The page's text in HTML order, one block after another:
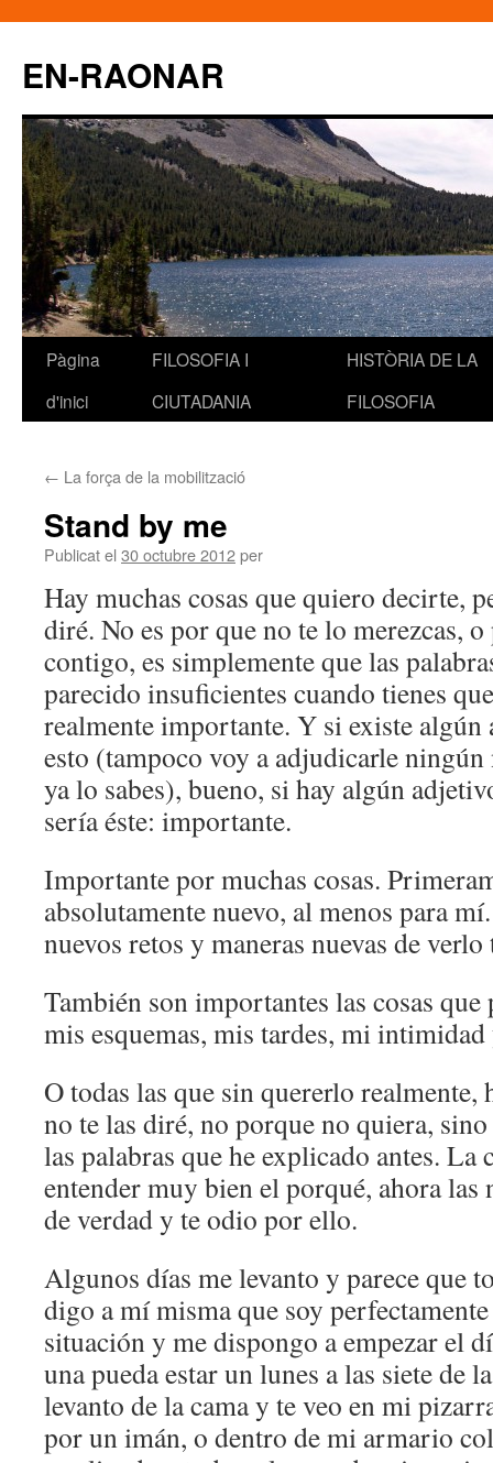
EN-RAONAR
Vés
Pàgina
d'inici
FILOSOFIA I
CIUTADANIA
HISTÒRIA DE LA
FILOSOFIA
← La força de la mobilització
Stand by me
Publicat el 30 octubre 2012per
Hay muchas cosas que quiero decirte,
diré. No es por que no te lo merezcas,
contigo, es simplemente que las
parecido insuficientes cuando tienes
realmente importante. Y si existe
esto (tampoco voy a adjudicarle
ya lo sabes), bueno, si hay algún
sería éste: importante.
Importante por muchas cosas.
absolutamente nuevo, al menos para
nuevos retos y maneras nuevas de
También son importantes las cosas
mis esquemas, mis tardes, mi
O todas las que sin quererlo realmente,
no te las diré, no porque no quiera,
las palabras que he explicado antes. La
entender muy bien el porqué, ahora las
de verdad y te odio por ello.
Algunos días me levanto y parece que
digo a mí misma que soy
situación y me dispongo a empezar el
una pueda estar un lunes a las siete de
levanto de la cama y te veo en mi
por un imán, o dentro de mi armario